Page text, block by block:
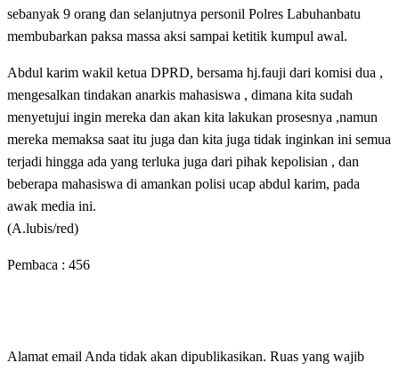
sebanyak 9 orang dan selanjutnya personil Polres Labuhanbatu
membubarkan paksa massa aksi sampai ketitik kumpul awal.
Abdul karim wakil ketua DPRD, bersama hj.fauji dari komisi dua ,
mengesalkan tindakan anarkis mahasiswa , dimana kita sudah
menyetujui ingin mereka dan akan kita lakukan prosesnya ,namun
mereka memaksa saat itu juga dan kita juga tidak inginkan ini semua
terjadi hingga ada yang terluka juga dari pihak kepolisian , dan
beberapa mahasiswa di amankan polisi ucap abdul karim, pada
awak media ini.
(A.lubis/red)
Pembaca : 456
Alamat email Anda tidak akan dipublikasikan. Ruas yang wajib